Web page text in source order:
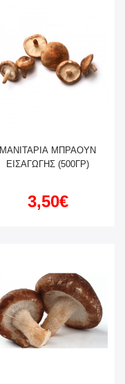
ΜΑΝΙΤΑΡΙΑ ΜΠΡΑΟΥΝ
ΕΙΣΑΓΩΓΗΣ (500ΓΡ)
3,50€